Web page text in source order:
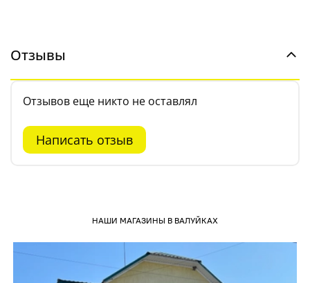
Отзывы
Отзывов еще никто не оставлял
Написать отзыв
НАШИ МАГАЗИНЫ В ВАЛУЙКАХ